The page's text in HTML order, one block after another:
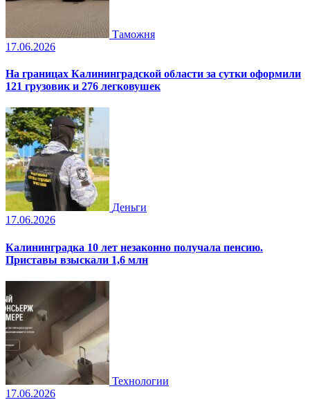
Таможня
17.06.2026
На границах Калининградской области за сутки оформили
121 грузовик и 276 легковушек
Деньги
17.06.2026
Калининградка 10 лет незаконно получала пенсию.
Приставы взыскали 1,6 млн
Технологии
17.06.2026